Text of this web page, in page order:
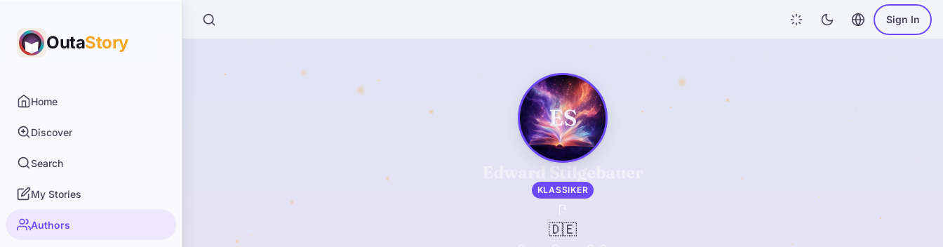
OutaStory
Home
Discover
Search
My Stories
Authors
Sign In
ES
Edward Stilgebauer
KLASSIKER
🇩🇪